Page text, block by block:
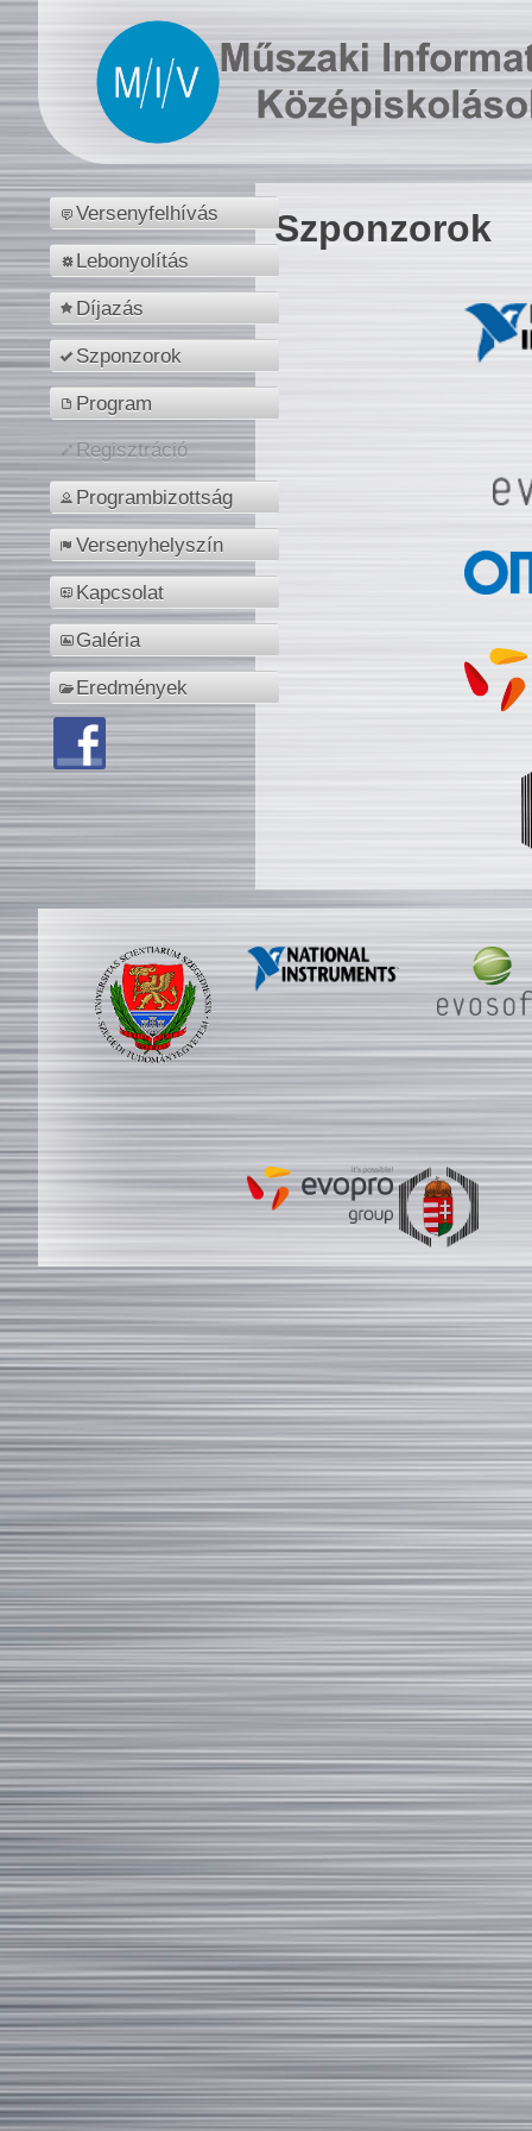
Versenyfelhívás
Lebonyolítás
Díjazás
Szponzorok
Program
Regisztráció
Programbizottság
Versenyhelyszín
Kapcsolat
Galéria
Eredmények
Szponzorok